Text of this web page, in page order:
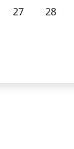
27 28